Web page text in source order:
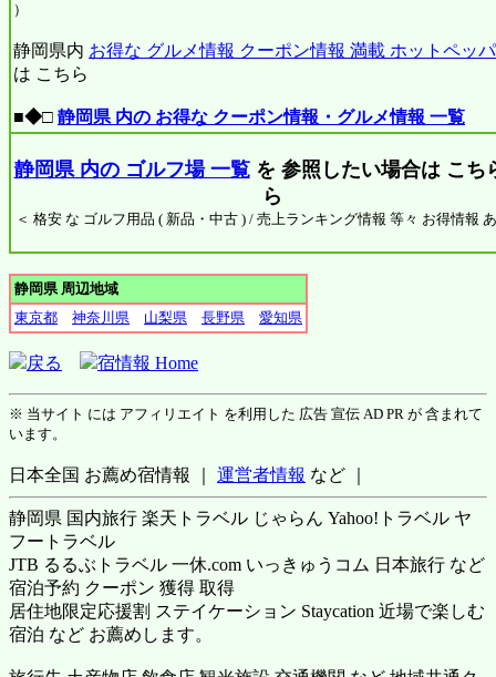
）
静岡県内 お得な グルメ情報 クーポン情報 満載 ホットペッ
は こちら
■◆□ 静岡県 内の お得な クーポン情報・グルメ情報 一覧
静岡県 内の ゴルフ場 一覧を 参照したい場合は こち
ら
＜ 格安 な ゴルフ用品 ( 新品・中古 ) / 売上ランキング情報 等々 お得情報
静岡県 周辺地域
東京都
神奈川県 山梨県 長野県 愛知県
戻る 宿情報 Home
※ 当サイト には アフィリエイト を利用した 広告 宣伝 AD PR が 含まれて
います。
日本全国 お薦め宿情報 ｜ 運営者情報 など ｜
静岡県 国内旅行 楽天トラベル じゃらん Yahoo!トラベル ヤ
フートラベル
JTB るるぶトラベル 一休.com いっきゅうコム 日本旅行 など
宿泊予約 クーポン 獲得 取得
居住地限定応援割 ステイケーション Staycation 近場で楽しむ
宿泊 など お薦めします。